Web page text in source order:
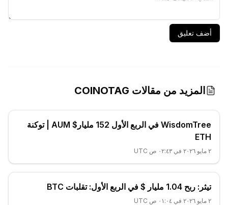
أضف تعليق
المزيد من مقالات COINOTAG
WisdomTree في الربع الأول 152 مليار$ AUM | توكنة
ETH
٢ مايو ٢٠٢٦ في ٠٢:٤٣ ص UTC
تيثر: ربح 1.04 مليار $ في الربع الأول: تقلبات BTC
٢ مايو ٢٠٢٦ في ٠١:٠٤ ص UTC